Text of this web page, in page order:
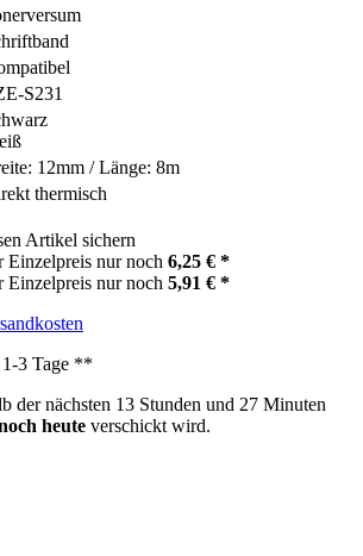
S231
12mm / Länge: 8m
thermisch
Artikel sichern
Einzelpreis nur noch 6,25 € *
Einzelpreis nur noch 5,91 € *
3 Tage **
der nächsten 13 Stunden und 27 Minuten
heute verschickt wird.